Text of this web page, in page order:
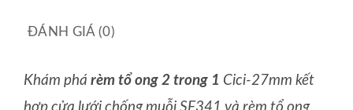
cửa
số
lượng
ĐÁNH GIÁ (0)
Khám phá rèm tổ ong 2 trong 1 Cici-27mm kết
hợp cửa lưới chống muỗi SF341 và rèm tổ ong